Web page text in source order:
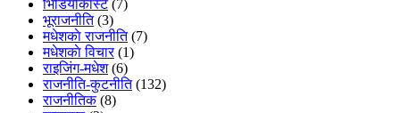
भिडियाेकास्ट(7)
भूराजनीति(3)
मधेशकाे राजनीति(7)
मधेशकाे विचार(1)
राइजिंग-मधेश(6)
राजनीति-कुटनीति(132)
राजनीतिक(8)